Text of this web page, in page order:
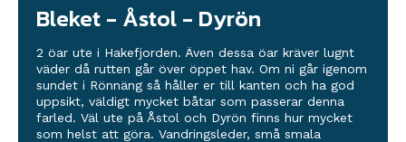
Bleket - Åstol - Dyrön
2 öar ute i Hakefjorden. Även dessa öar kräver lugnt
väder då rutten går över öppet hav. Om ni går igenom
sundet i Rönnäng så håller er till kanten och ha god
uppsikt, väldigt mycket båtar som passerar denna
farled. Väl ute på Åstol och Dyrön finns hur mycket
som helst att göra. Vandringsleder, små smala